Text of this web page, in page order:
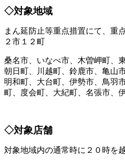
◇対象地域
まん延防止等重点措置にて、重
２市１２町
桑名市、いなべ市、木曽岬町、
朝日町、川越町、鈴鹿市、亀山
明和町、大台町、伊勢市、鳥羽
町、度会町、大紀町、名張市、
◇対象店舗
対象地域内の通常時に２０時を